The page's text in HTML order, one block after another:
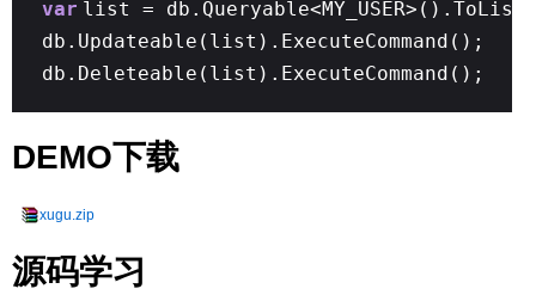
var list =
db.Updateable(list).ExecuteCommand();
db.Deleteable(list).ExecuteCommand();
DEMO下载
xugu.zip
源码学习